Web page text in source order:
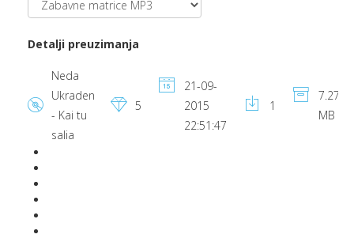
Detalji preuzimanja
Neda
Ukraden
- Kai tu
salia
5
21-09-
2015
22:51:47
1
7.27
MB